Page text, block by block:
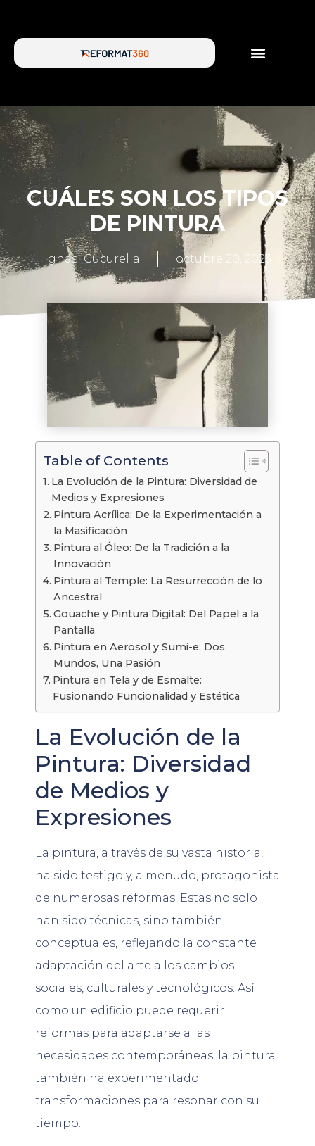
CUÁLES SON LOS TIPOS
DE PINTURA
Ignasi Cucurella octubre 20, 2023
Table of Contents
La Evolución de la Pintura: Diversidad de
Medios y Expresiones
Pintura Acrílica: De la Experimentación a
la Masificación
Pintura al Óleo: De la Tradición a la
Innovación
Pintura al Temple: La Resurrección de lo
Ancestral
Gouache y Pintura Digital: Del Papel a la
Pantalla
Pintura en Aerosol y Sumi-e: Dos
Mundos, Una Pasión
Pintura en Tela y de Esmalte:
Fusionando Funcionalidad y Estética
La Evolución de la
Pintura: Diversidad
de Medios y
Expresiones
La pintura, a través de su vasta historia,
ha sido testigo y, a menudo, protagonista
de numerosas reformas. Estas no solo
han sido técnicas, sino también
conceptuales, reflejando la constante
adaptación del arte a los cambios
sociales, culturales y tecnológicos. Así
como un edificio puede requerir
reformas para adaptarse a las
necesidades contemporáneas, la pintura
también ha experimentado
transformaciones para resonar con su
tiempo.